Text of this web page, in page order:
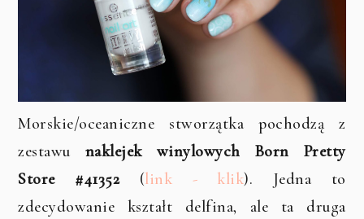
Morskie/oceaniczne stworzątka pochodzą z
zestawu naklejek winylowych Born Pretty
Store #41352(link - klik). Jedna to
zdecydowanie kształt delfina, ale ta druga